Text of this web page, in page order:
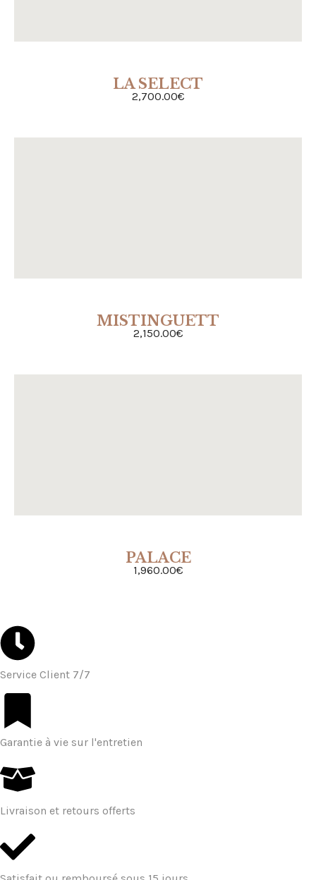
LA SELECT
2,700.00€
ACHETER
MISTINGUETT
2,150.00€
ACHETER
PALACE
1,960.00€
ACHETER
Service Client 7/7
Garantie à vie sur l'entretien
Livraison et retours offerts